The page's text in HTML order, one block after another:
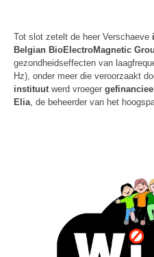
Tot slot zetelt de heer Verschaeve
Belgian BioElectroMagnetic
gezondheidseffecten van
Hz), onder meer die veroorzaakt
instituut werd vroeger
Elia , de beheerder van het